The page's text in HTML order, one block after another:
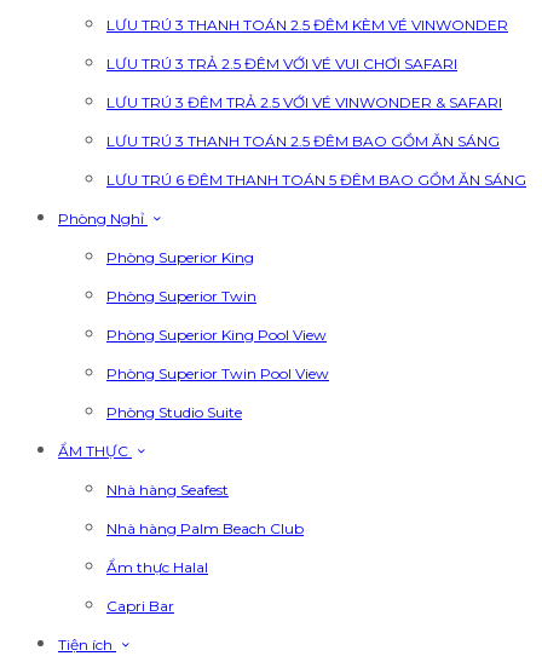
LƯU TRÚ 3 THANH TOÁN 2.5 ĐÊM KÈM VÉ VINWONDER
LƯU TRÚ 3 TRẢ 2.5 ĐÊM VỚI VÉ VUI CHƠI SAFARI
LƯU TRÚ 3 ĐÊM TRẢ 2.5 VỚI VÉ VINWONDER & SAFARI
LƯU TRÚ 3 THANH TOÁN 2.5 ĐÊM BAO GỒM ĂN SÁNG
LƯU TRÚ 6 ĐÊM THANH TOÁN 5 ĐÊM BAO GỒM ĂN SÁNG
Phòng Nghỉ
Phòng Superior King
Phòng Superior Twin
Phòng Superior King Pool View
Phòng Superior Twin Pool View
Phòng Studio Suite
ẨM THỰC
Nhà hàng Seafest
Nhà hàng Palm Beach Club
Ẩm thực Halal
Capri Bar
Tiện ích